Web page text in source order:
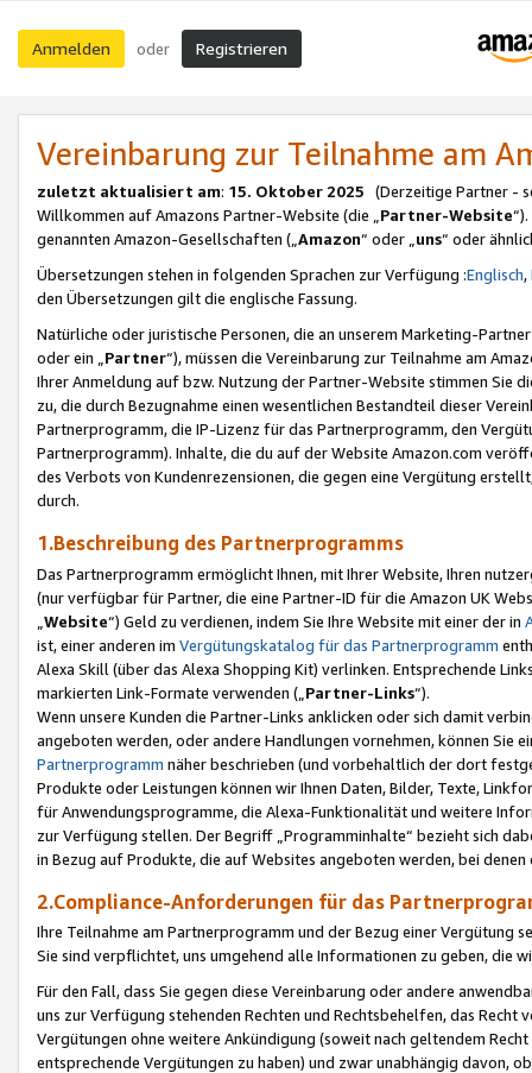
Anmelden oder Registrieren
Vereinbarung zur Teilnahme am
zuletzt aktualisiert am: 15. Oktober 2025 (Derzeitige Partner -
Willkommen auf Amazons Partner-Website (die „Partner-Website
genannten Amazon-Gesellschaften („Amazon“ oder „uns“ oder
Übersetzungen stehen in folgenden Sprachen zur Verfügung :Englisch,
den Übersetzungen gilt die englische Fassung.
Natürliche oder juristische Personen, die an unserem Marketing-
oder ein „Partner“), müssen die Vereinbarung zur Teilnahme am
Ihrer Anmeldung auf bzw. Nutzung der Partner-Website stimmen Sie
zu, die durch Bezugnahme einen wesentlichen Bestandteil dieser
Partnerprogramm, die IP-Lizenz für das Partnerprogramm, den
Partnerprogramm). Inhalte, die du auf der Website Amazon.com
des Verbots von Kundenrezensionen, die gegen eine Vergütung
durch.
1.Beschreibung des Partnerprogramms
Das Partnerprogramm ermöglicht Ihnen, mit Ihrer Website, Ihren
(nur verfügbar für Partner, die eine Partner-ID für die Amazon UK
Website“) Geld zu verdienen, indem Sie Ihre Website mit einer der in
ist, einer anderen im Vergütungskatalog für das Partnerprogramm
Alexa Skill (über das Alexa Shopping Kit) verlinken. Entsprechende
markierten Link-Formate verwenden („ Partner-Links“).
Wenn unsere Kunden die Partner-Links anklicken oder sich damit
angeboten werden, oder andere Handlungen vornehmen, können Sie
Partnerprogramm näher beschrieben (und vorbehaltlich der dort
Produkte oder Leistungen können wir Ihnen Daten, Bilder, Texte,
für Anwendungsprogramme, die Alexa-Funktionalität und weitere
zur Verfügung stellen. Der Begriff „Programminhalte“ bezieht sich
in Bezug auf Produkte, die auf Websites angeboten werden, bei
2.Compliance-Anforderungen für das
Ihre Teilnahme am Partnerprogramm und der Bezug einer Vergütung
Sie sind verpflichtet, uns umgehend alle Informationen zu geben, die
Für den Fall, dass Sie gegen diese Vereinbarung oder andere
uns zur Verfügung stehenden Rechten und Rechtsbehelfen, das
Vergütungen ohne weitere Ankündigung (soweit nach geltendem
entsprechende Vergütungen zu haben) und zwar unabhängig davon,